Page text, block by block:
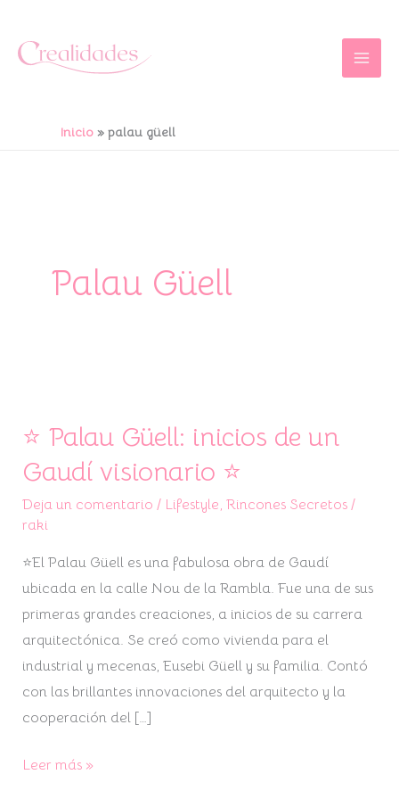
contenido
Inicio palau güell
Palau Güell
⭐ Palau Güell: inicios de un
Gaudí visionario ⭐
Deja un comentario / Lifestyle, Rincones Secretos/
raki
⭐El Palau Güell es una fabulosa obra de Gaudí
ubicada en la calle Nou de la Rambla. Fue una de sus
primeras grandes creaciones, a inicios de su carrera
arquitectónica. Se creó como vivienda para el
industrial y mecenas, Eusebi Güell y su familia. Contó
con las brillantes innovaciones del arquitecto y la
cooperación del […]
⭐
Güell:
inicios
de
un
Gaudí
visionario
⭐
Leer más »